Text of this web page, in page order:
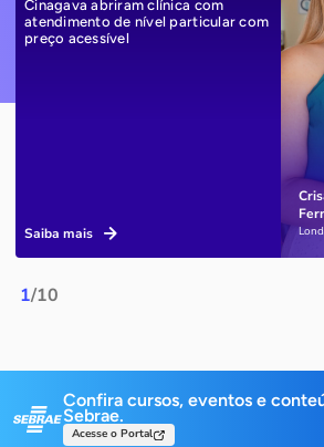
1/10
Cinagava abriram clínica com
atendimento de nível particular com
preço acessível
Saiba mais
Confira cursos, eventos e
Sebrae.
Acesse o Portal